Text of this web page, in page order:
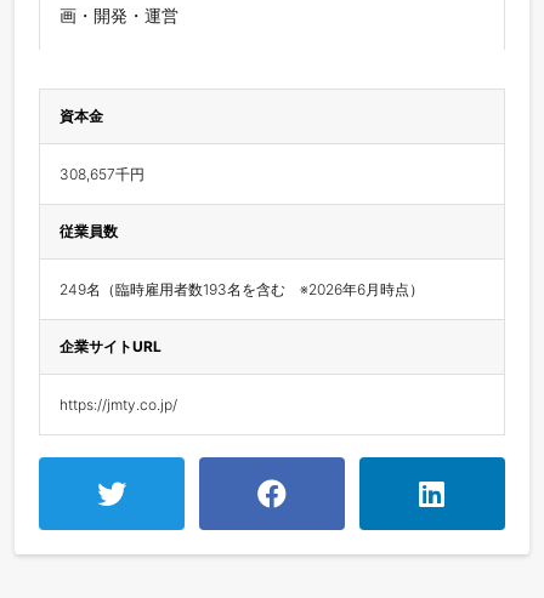
画・開発・運営
資本金
308,657千円
従業員数
249名（臨時雇用者数193名を含む　※2026年6月時点）
企業サイトURL
https://jmty.co.jp/